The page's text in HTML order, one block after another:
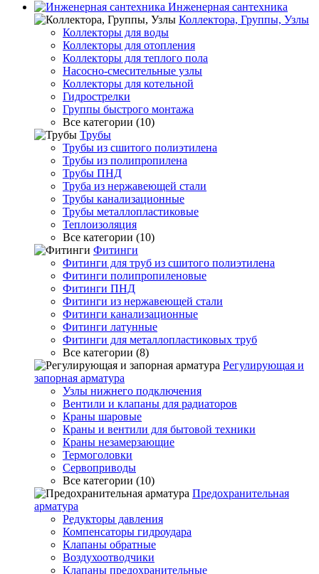
Инженерная сантехника
Коллектора, Группы, Узлы
Коллекторы для воды
Коллекторы для отопления
Коллекторы для теплого пола
Насосно-смесительные узлы
Коллекторы для котельной
Гидрострелки
Группы быстрого монтажа
Все категории (10)
Трубы
Трубы из сшитого полиэтилена
Трубы из полипропилена
Трубы ПНД
Труба из нержавеющей стали
Трубы канализационные
Трубы металлопластиковые
Теплоизоляция
Все категории (10)
Фитинги
Фитинги для труб из сшитого полиэтилена
Фитинги полипропиленовые
Фитинги ПНД
Фитинги из нержавеющей стали
Фитинги канализационные
Фитинги латунные
Фитинги для металлопластиковых труб
Все категории (8)
Регулирующая и
запорная арматура
Узлы нижнего подключения
Вентили и клапаны для радиаторов
Краны шаровые
Краны и вентили для бытовой техники
Краны незамерзающие
Термоголовки
Сервоприводы
Все категории (10)
Предохранительная
арматура
Редукторы давления
Компенсаторы гидроудара
Клапаны обратные
Воздухоотводчики
Клапаны предохранительные